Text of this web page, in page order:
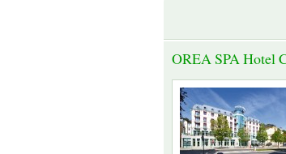
OREA SPA Hotel